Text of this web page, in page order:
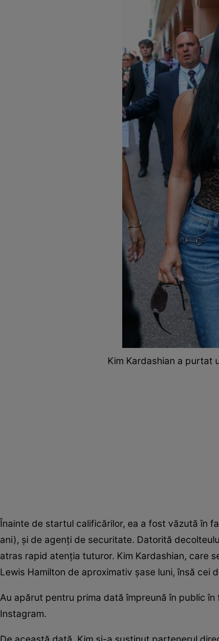
Kim Kardashian a purtat
Înainte de startul calificărilor, ea a fost văzută în
ani), și de agenți de securitate. Datorită
atras rapid atenția tuturor. Kim Kardashian, care
Lewis Hamilton de aproximativ șase luni, însă cei
Au apărut pentru prima dată împreună în public
Instagram.